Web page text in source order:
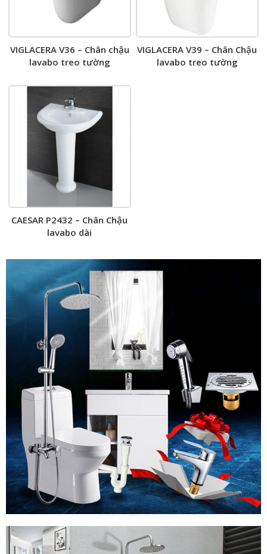
VIGLACERA V36 – Chân chậu
lavabo treo tường
VIGLACERA V39 – Chân Chậu
lavabo treo tường
CAESAR P2432 – Chân Chậu
lavabo dài